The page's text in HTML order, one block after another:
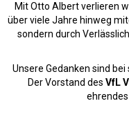
Mit Otto Albert verlieren
über viele Jahre hinweg
sondern durch
Unsere Gedanken sind
Der Vorstand des VfL